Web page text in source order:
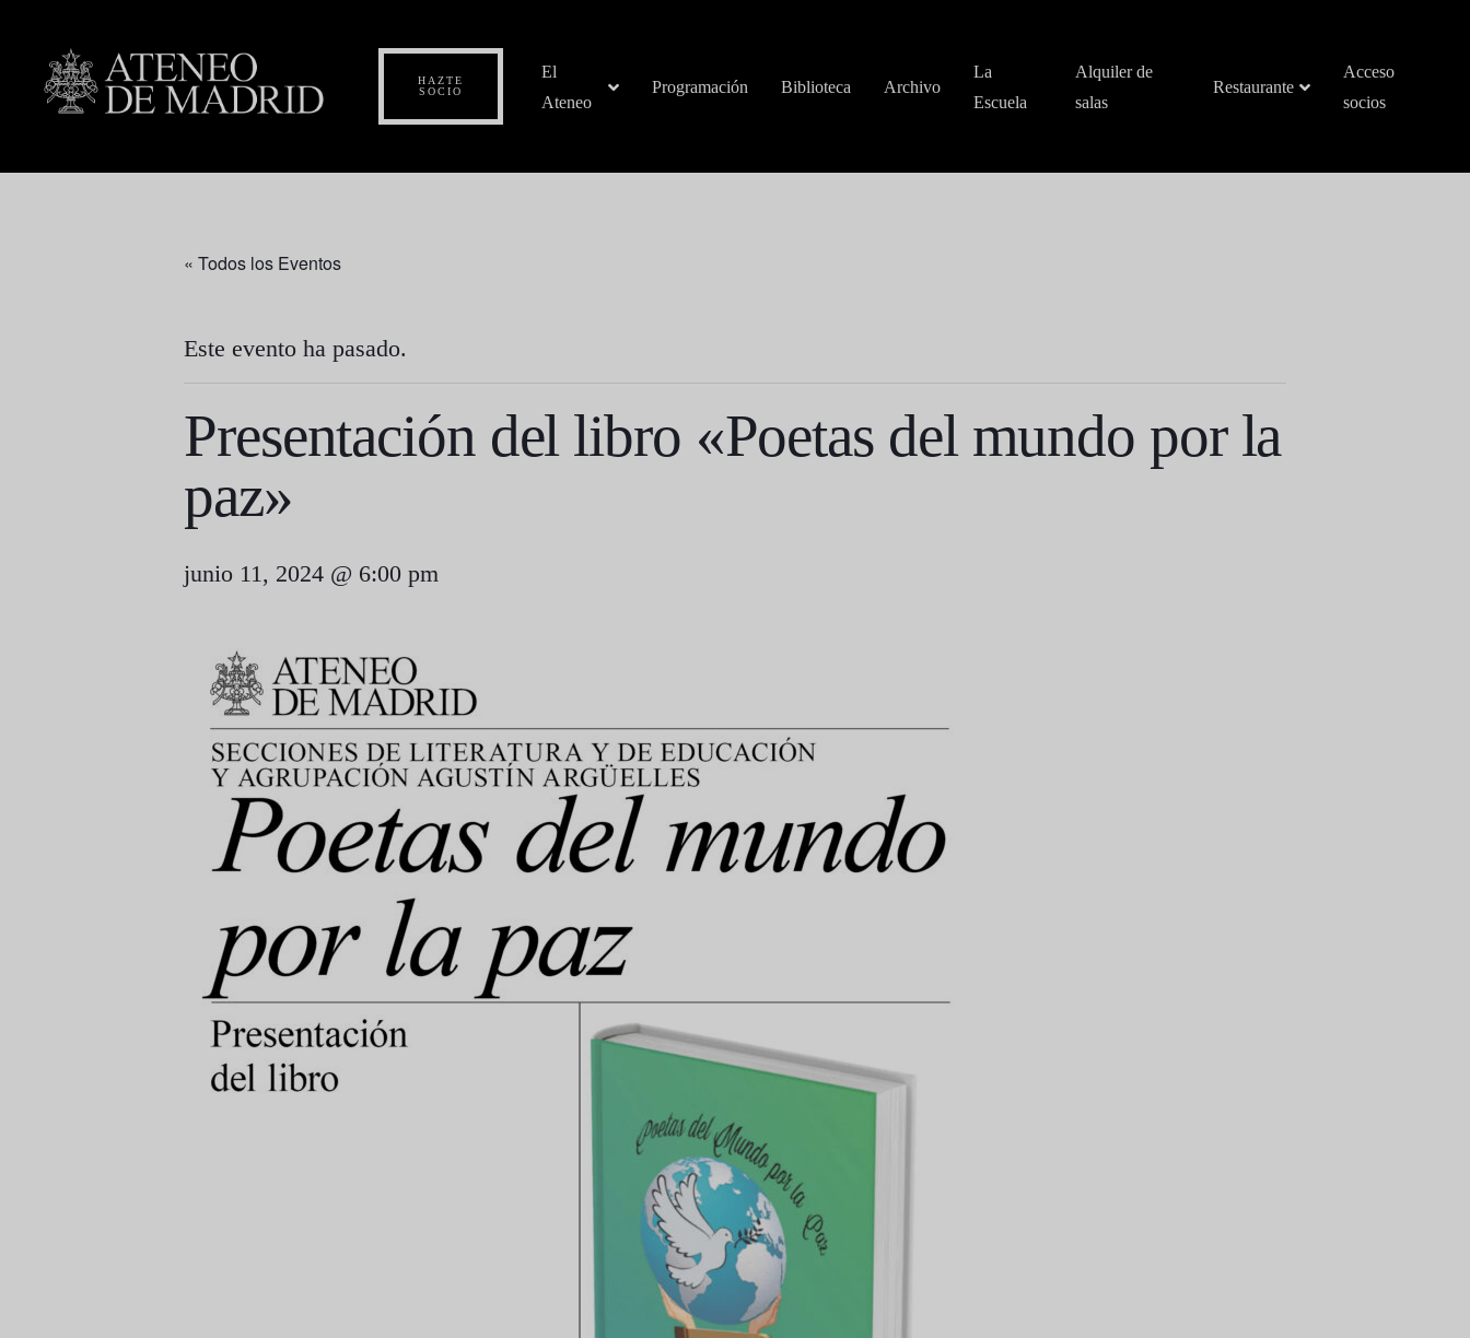
HAZTE
SOCIO
El
Ateneo
Programación Biblioteca Archivo
La
Escuela
Alquiler de
salas
Restaurante
Acceso
socios
« Todos los Eventos
Este evento ha pasado.
Presentación del libro «Poetas del mundo por la
paz»
junio 11, 2024 @ 6:00 pm